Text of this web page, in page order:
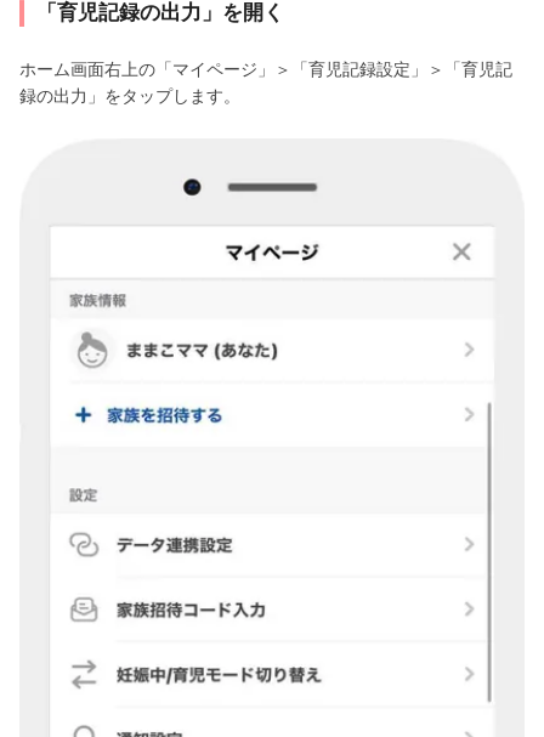
「育児記録の出力」を開く
ホーム画面右上の「マイページ」＞「育児記録設定」＞「育児記
録の出力」をタップします。